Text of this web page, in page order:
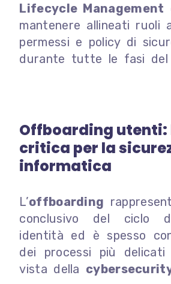
Lifecycle Management
mantenere allineati ruoli
permessi e policy di
durante tutte le fasi del
Offboarding utenti:
critica per la
informatica
L’offboarding
conclusivo del ciclo
identità ed è spesso
dei processi più
vista della